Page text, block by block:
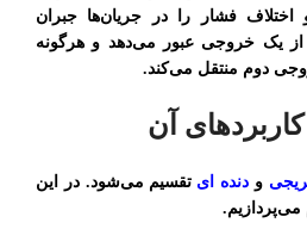
فشار را در جریان‌ها جبران
از یک خروجی عبور می‌دهد و هرگونه
دوم منتقل می‌کند.
آن
و دنده ای تقسیم می‌شود. در این